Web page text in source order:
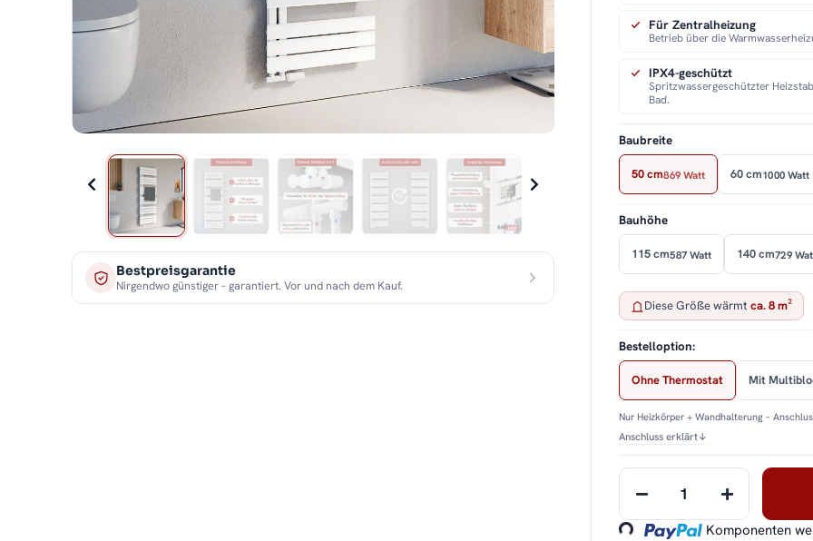
Bestpreisgarantie
Nirgendwo günstiger – garantiert. Vor und nach dem Kauf.
Für Zentralheizung
Betrieb über die
IPX4-geschützt
Spritzwassergeschützter
Bad.
Baubreite
50 cm869 Watt 60 cm1000 Watt
Bauhöhe
115 cm587 Watt 140 cm729
Diese Größe wärmtca. 8 m²
Bestelloption:
Ohne Thermostat Mit
Nur Heizkörper + Wandhalterung –
Anschluss erklärt↓
Loading... Komponenten